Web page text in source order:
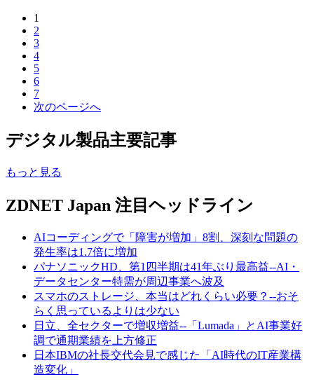
1
2
3
4
5
6
7
次のページへ
デジタル製品主要記事
もっと見る
ZDNET Japan 注目ヘッドライン
AIコーディングで「障害が増加」8割、深刻な問題の
発生率は1.7倍に増加
パナソニックHD、第1四半期は41年ぶり最高益--AI・
データセンター特需が周辺事業へ波及
スマホのストレージ、本当はどれくらい必要？--おそ
らく思っているよりは少ない
日立、全セクターで増収増益--「Lumada」とAI事業好
調で通期業績を上方修正
日本IBMの社長交代会見で感じた「AI時代のIT産業構
造変化」